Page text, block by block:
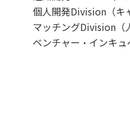
個人開発Division（キ
マッチングDivision（
ベンチャー・インキ